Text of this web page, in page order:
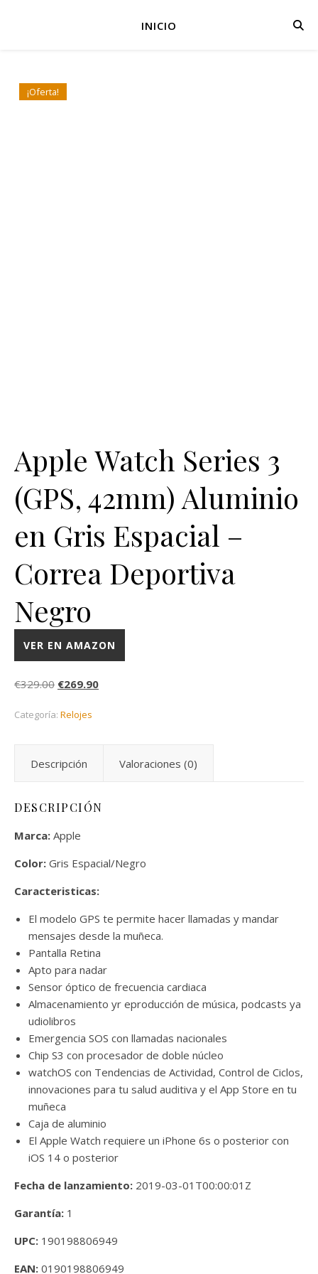
INICIO
¡Oferta!
Apple Watch Series 3
(GPS, 42mm) Aluminio
en Gris Espacial –
Correa Deportiva
Negro
VER EN AMAZON
€329.00 El precio original era: €329.00.
€269.90El precio actual es: €269.90.
Categoría: Relojes
Descripción Valoraciones (0)
DESCRIPCIÓN
Marca: Apple
Color: Gris Espacial/Negro
Caracteristicas:
El modelo GPS te permite hacer llamadas y mandar
mensajes desde la muñeca.
Pantalla Retina
Apto para nadar
Sensor óptico de frecuencia cardiaca
Almacenamiento yr eproducción de música, podcasts ya
udiolibros
Emergencia SOS con llamadas nacionales
Chip S3 con procesador de doble núcleo
watchOS con Tendencias de Actividad, Control de Ciclos,
innovaciones para tu salud auditiva y el App Store en tu
muñeca
Caja de aluminio
El Apple Watch requiere un iPhone 6s o posterior con
iOS 14 o posterior
Fecha de lanzamiento: 2019-03-01T00:00:01Z
Garantía: 1
UPC: 190198806949
EAN: 0190198806949